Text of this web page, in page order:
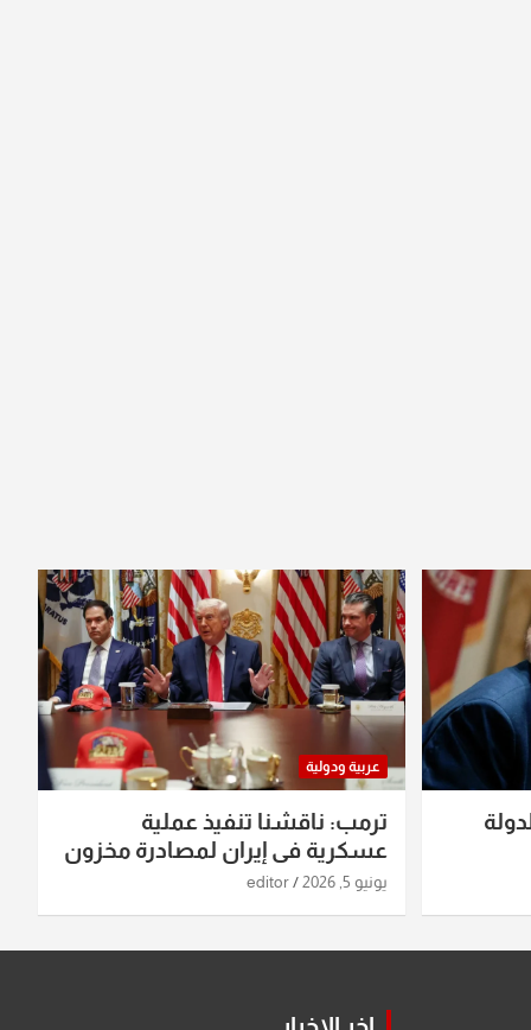
عربية ودولية
ترمب: ناقشنا تنفيذ عملية
عسكرية في إيران لمصادرة مخزون
اليورانيوم
يونيو 5, 2026 editor